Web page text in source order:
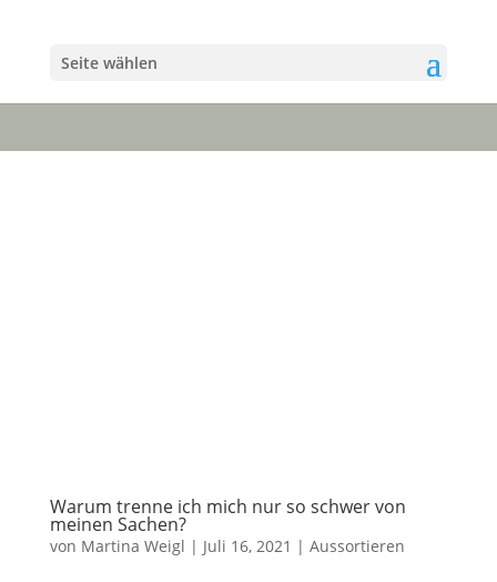
Seite wählen
Warum trenne ich mich nur so schwer von
meinen Sachen?
von Martina Weigl | Juli 16, 2021 | Aussortieren